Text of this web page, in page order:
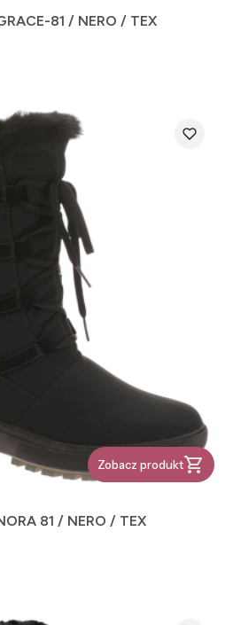
81 / NERO / TEX
Zobacz produkt
81 / NERO / TEX